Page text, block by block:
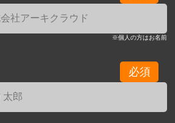
※個人の方はお名前
必須